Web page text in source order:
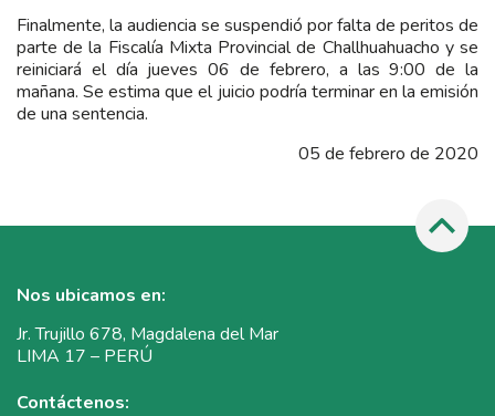
Finalmente, la audiencia se suspendió por falta de peritos de
parte de la Fiscalía Mixta Provincial de Challhuahuacho y se
reiniciará el día jueves 06 de febrero, a las 9:00 de la
mañana. Se estima que el juicio podría terminar en la emisión
de una sentencia.
05 de febrero de 2020
Nos ubicamos en:
Jr. Trujillo 678, Magdalena del Mar
LIMA 17 – PERÚ
Contáctenos: